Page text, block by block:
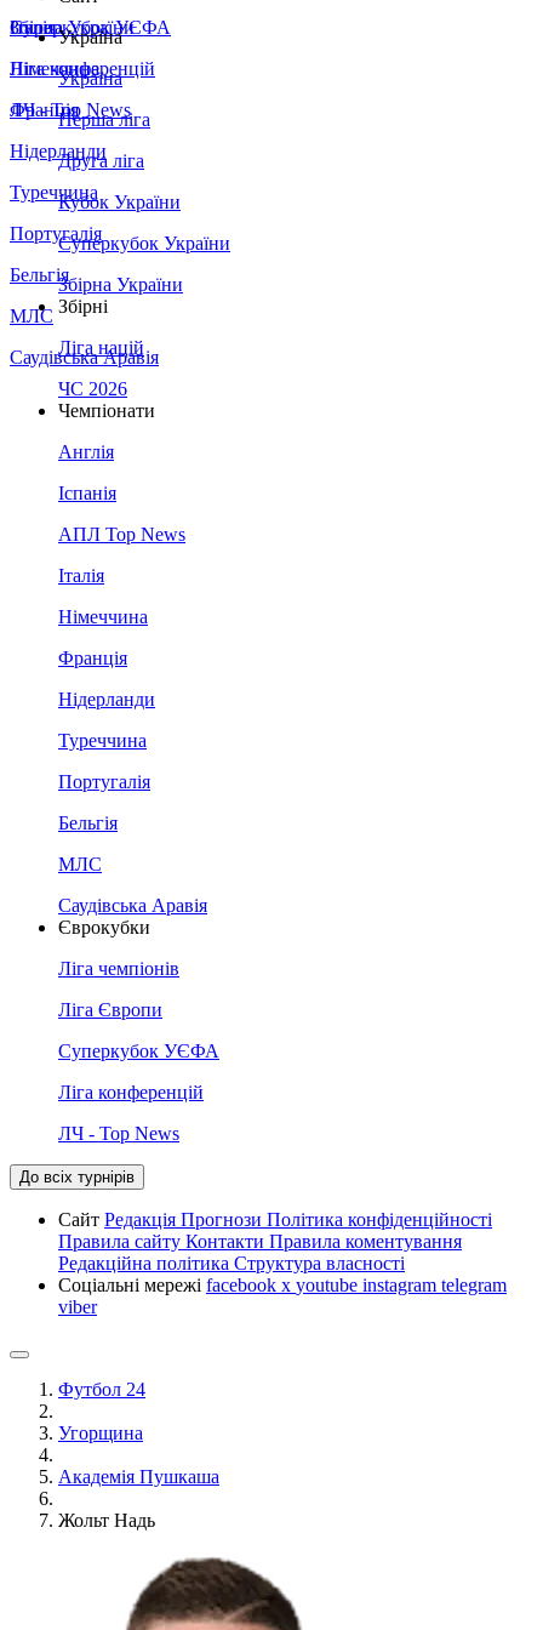
Збірна України
Італія
Німеччина
Франція
Нідерланди
Туреччина
Португалія
Бельгія
МЛС
Саудівська Аравія
Суперкубок УЄФА
Ліга конференцій
ЛЧ - Top News
Україна
Україна
Перша ліга
Друга ліга
Кубок України
Суперкубок України
Збірна України
Збірні
Ліга націй
ЧС 2026
Чемпіонати
Англія
Іспанія
АПЛ Top News
Італія
Німеччина
Франція
Нідерланди
Туреччина
Португалія
Бельгія
МЛС
Саудівська Аравія
Єврокубки
Ліга чемпіонів
Ліга Європи
Суперкубок УЄФА
Ліга конференцій
ЛЧ - Top News
До всіх турнірів
Сайт Редакція Прогнози Політика конфіденційності
Правила сайту Контакти Правила коментування
Редакційна політика Структура власності
Соціальні мережі facebook x youtube instagram telegram
viber
Футбол 24
Угорщина
Академія Пушкаша
Жольт Надь